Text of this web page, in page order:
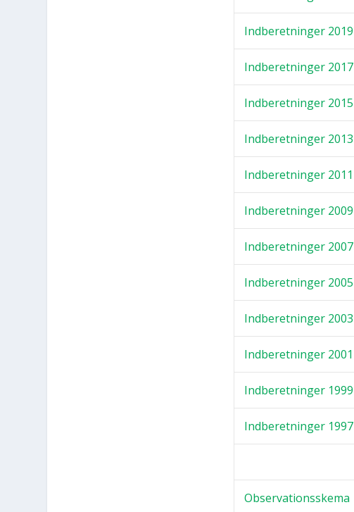
Ind­be­ret­nin­ger 2019
Ind­be­ret­nin­ger 2017
Ind­be­ret­nin­ger 2015
Ind­be­ret­nin­ger 2013
Ind­be­ret­nin­ger 2011
Ind­be­ret­nin­ger 2009
Ind­be­ret­nin­ger 2007
Ind­be­ret­nin­ger 2005
Ind­be­ret­nin­ger 2003
Ind­be­ret­nin­ger 2001
Ind­be­ret­nin­ger 1999
Ind­be­ret­nin­ger 1997
Obser­va­tions­ske­ma